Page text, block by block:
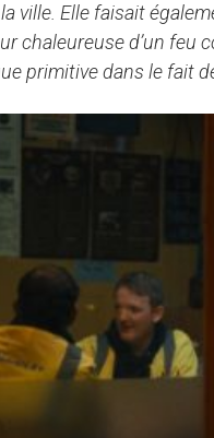
ville. Elle faisait
chaleureuse d’un feu
primitive dans le fait de